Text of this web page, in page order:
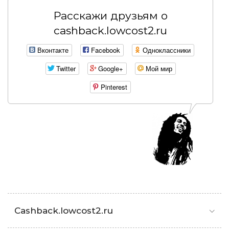
Расскажи друзьям о
cashback.lowcost2.ru
Вконтакте Facebook
Одноклассники
Twitter
Google+
Мой мир
Pinterest
Cashback.lowcost2.ru